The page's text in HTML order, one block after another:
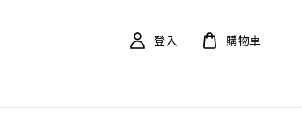
登入 購物車